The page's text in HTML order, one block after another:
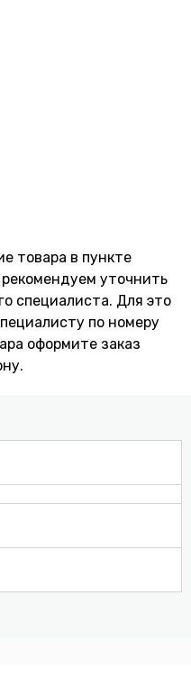
товара в пункте
уточнить
специалиста. Для это
по номеру
оформите заказ